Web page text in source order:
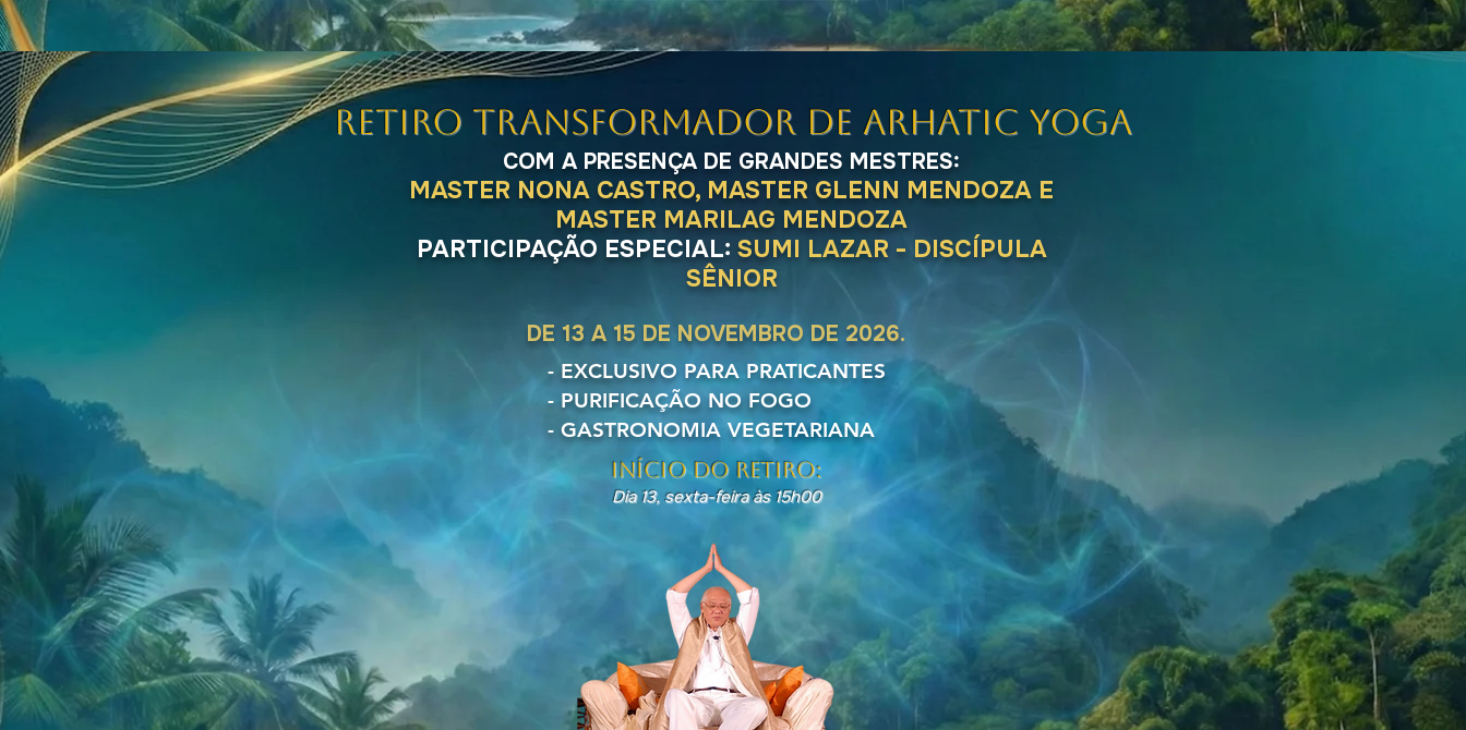
RETIRO TRANSFORMADOR DE ARHATIC YOGA
COM A PRESENÇA DE GRANDES MESTRES:
MASTER NONA CASTRO, MASTER GLENN MENDOZA E
MASTER MARILAG MENDOZA
PARTICIPAÇÃO ESPECIAL: SUMI LAZAR - DISCÍPULA
SÊNIOR
DE 13 A 15 DE NOVEMBRO DE 2026.
- EXCLUSIVO PARA PRATICANTES
- PURIFICAÇÃO NO FOGO
- GASTRONOMIA VEGETARIANA
início do retiro:
Dia 13, sexta-feira às 15h00